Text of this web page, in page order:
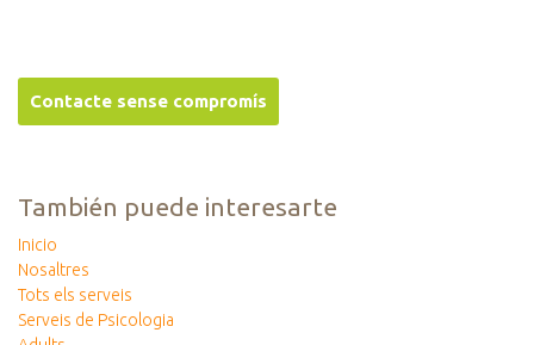
También puede interesarte
Inicio
Nosaltres
Tots els serveis
Serveis de Psicologia